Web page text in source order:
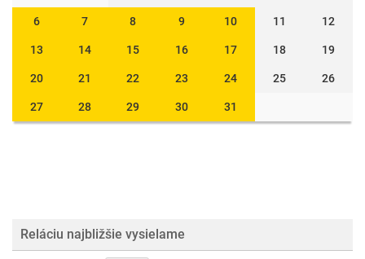
6 7 8 9 10 11 12
13 14 15 16 17 18 19
20 21 22 23 24 25 26
27 28 29 30 31
Reláciu najbližšie vysielame